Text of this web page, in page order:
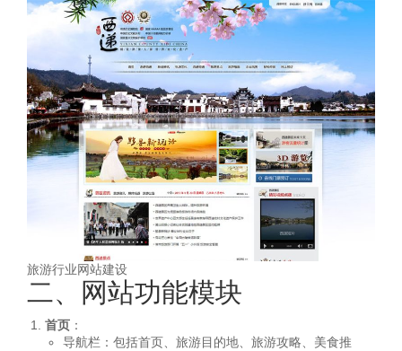
旅游行业网站建设
二、网站功能模块
首页 ：
导航栏：包括首页、旅游目的地、旅游攻略、美食推